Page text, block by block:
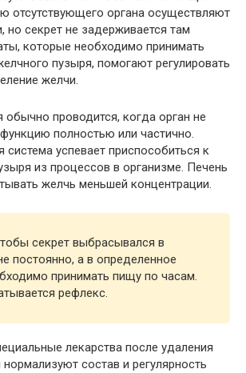
отсутствующего органа осуществляют
но секрет не задерживается там
которые необходимо принимать
пузыря, помогают регулировать
желчи.
обычно проводится, когда орган не
полностью или частично.
система успевает приспособиться к
из процессов в организме. Печень
желчь меньшей концентрации.
секрет выбрасывался в
постоянно, а в определенное
принимать пищу по часам.
рефлекс.
лекарства после удаления
состав и регулярность